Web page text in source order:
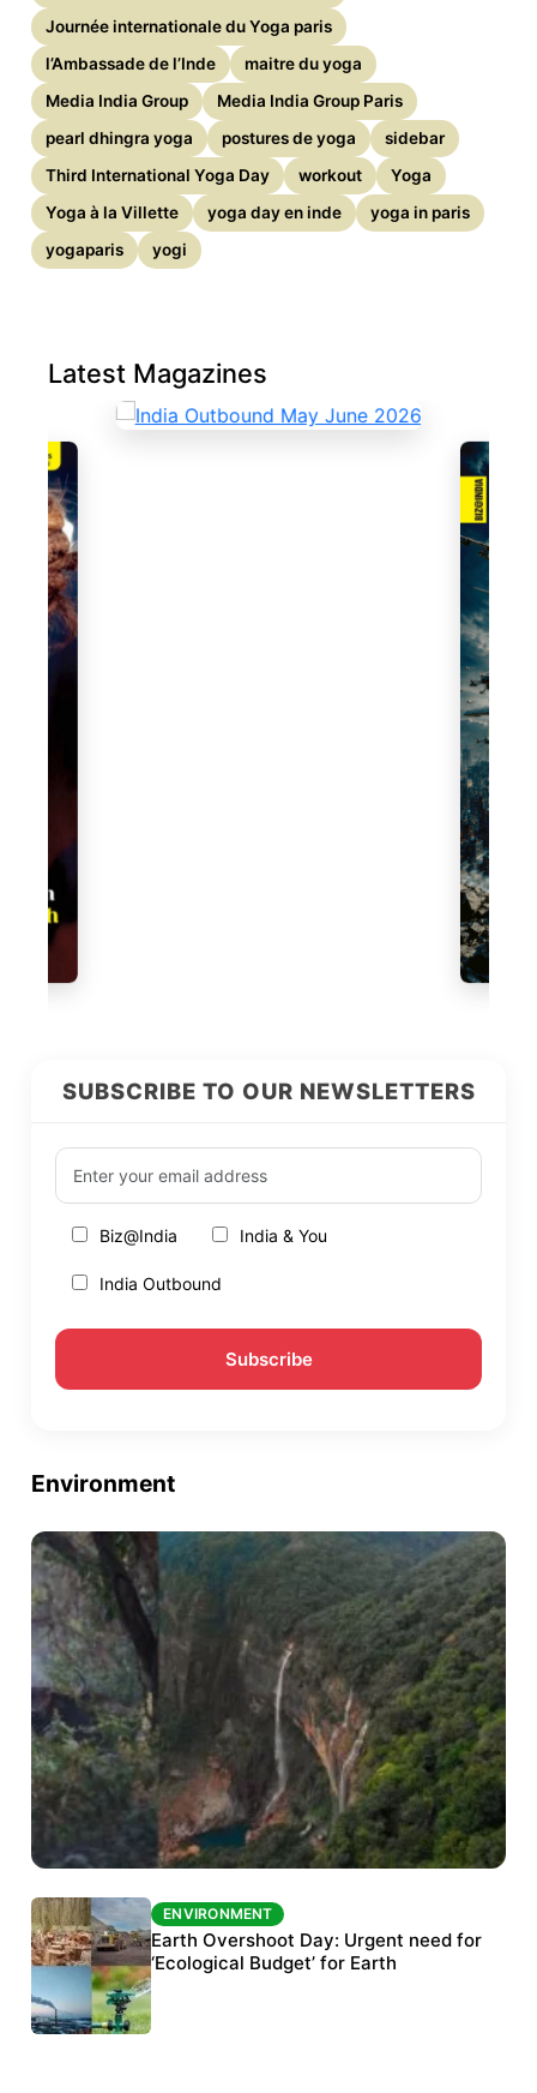
Journée internationale du Yoga paris
l’Ambassade de l’Inde
maitre du yoga
Media India Group
Media India Group Paris
pearl dhingra yoga
postures de yoga
sidebar
Third International Yoga Day
workout
Yoga
Yoga à la Villette
yoga day en inde
yoga in paris
yogaparis
yogi
Latest Magazines
SUBSCRIBE TO OUR NEWSLETTERS
Biz@India India & You
India Outbound
Environment
ENVIRONMENT
The Habitats Trust awards INR 33 million to
six conservation projects
ENVIRONMENT
Earth Overshoot Day: Urgent need for
‘Ecological Budget’ for Earth